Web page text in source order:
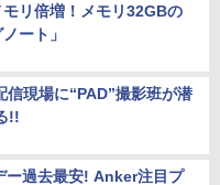
リ倍増！メモリ32GBの
ート」
信現場に“PAD”撮影班が潜
!!
ー過去最安! Anker注目プ